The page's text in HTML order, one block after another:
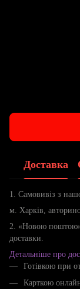
Доставка
1. Самовивіз з
м. Харків,
2. «Новою поштою»
доставки.
Детальніше про
Готівкою при
Карткою